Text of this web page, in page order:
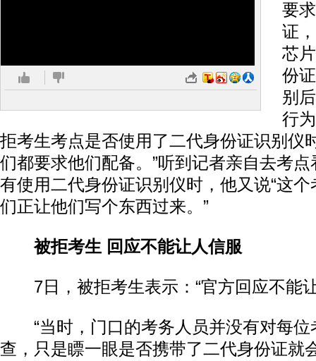
要
证
芯
份
别
行
拒考生考点是否使用了二代身份证识别仪
们都要求他们配备。”听到记者亲自去考
有使用二代身份证识别仪时，他又说“这
们正让他们写个东西过来。”
被拒考生 回应不能让人信服
7日，被拒考生表示：“官方回应不能
“当时，门口的考务人员并没有对每位
查，只是瞟一眼是否携带了二代身份证就